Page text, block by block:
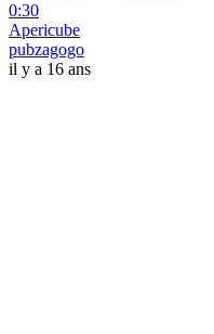
0:30
Apericube
pubzagogo
il y a 16 ans